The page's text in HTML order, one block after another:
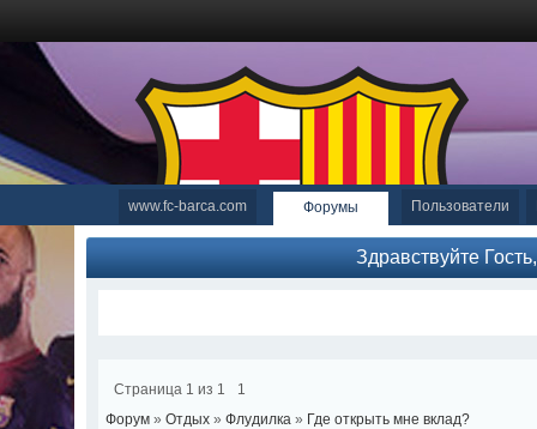
www.fc-barca.com Форумы Пользователи
Здравствуйте
Страница 1 из 1
1
Форум » Отдых » Флудилка » Где открыть мне вклад?